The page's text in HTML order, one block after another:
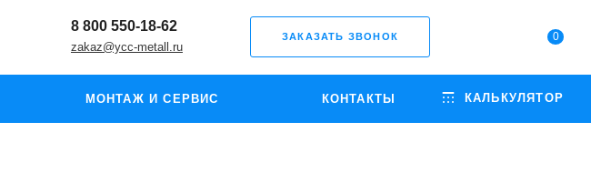
8 800 550-18-62
zakaz@ycc-metall.ru
ЗАКАЗАТЬ ЗВОНОК 0
МОНТАЖ И СЕРВИС КОНТАКТЫ КАЛЬКУЛЯТОР